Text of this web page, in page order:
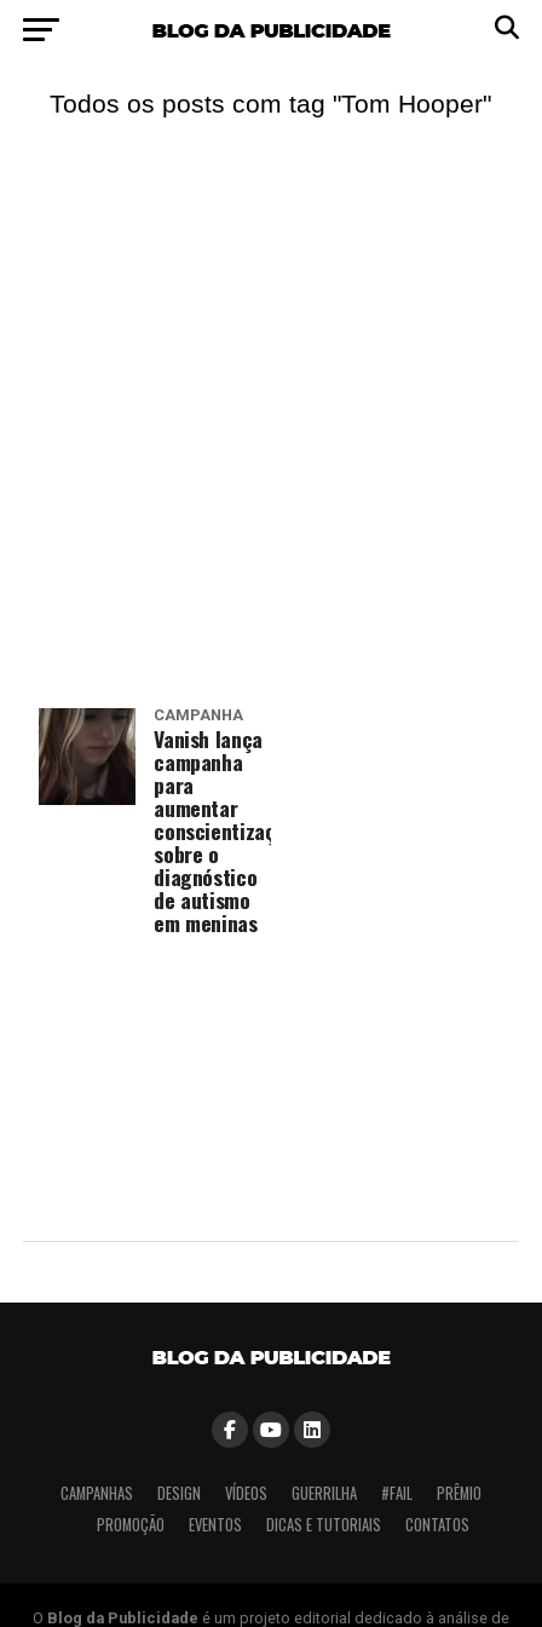
Todos os posts com tag "Tom Hooper"
CAMPANHA
Vanish lança
campanha
para
aumentar
conscientização
sobre o
diagnóstico
de autismo
em meninas
CAMPANHAS DESIGN VÍDEOS GUERRILHA #FAIL
PRÊMIO
PROMOÇÃO
EVENTOS DICAS E TUTORIAIS CONTATOS
O Blog da Publicidade é um projeto editorial dedicado à análise de